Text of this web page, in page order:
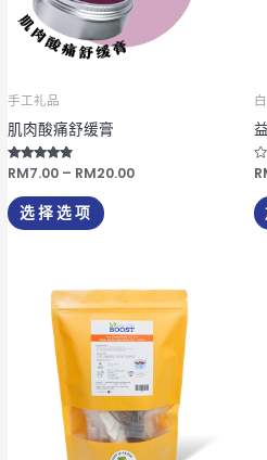
手工礼品
肌肉酸痛舒缓膏
评分
&sol; 5
RM7.00 – RM20.00
选择选项
种
变
体。
产
品
面
择
这
些
选
项
评
&
s
o